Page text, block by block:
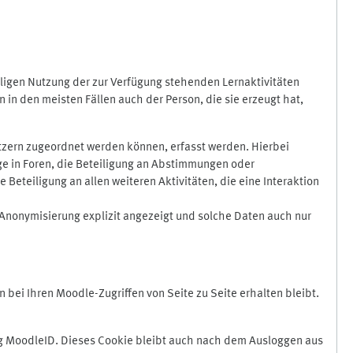
Nutzung der zur Verfügung stehenden Lernaktivitäten
den meisten Fällen auch der Person, die sie erzeugt hat,
zugeordnet werden können, erfasst werden. Hierbei
in Foren, die Beteiligung an Abstimmungen oder
Beteiligung an allen weiteren Aktivitäten, die eine Interaktion
explizit angezeigt und solche Daten auch nur
bei Ihren Moodle-Zugriffen von Seite zu Seite erhalten bleibt.
Dieses Cookie bleibt auch nach dem Ausloggen aus